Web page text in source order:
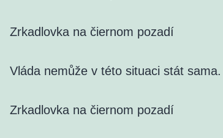
Zrkadlovka na čiernom pozadí
Vláda nemůže v této situaci stát sama.
Zrkadlovka na čiernom pozadí